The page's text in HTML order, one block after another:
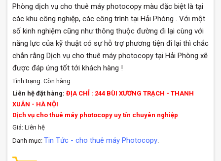
Phòng dịch vụ cho thuê máy photocopy màu đặc biệt là tại
các khu công nghiệp, các công trình tại Hải Phòng . Với một
số kinh nghiệm cũng như thông thuộc đường đi lại cùng với
năng lực của kỹ thuật có sự hỗ trợ phương tiện đi lại thì chắc
chắn rằng Dịch vụ cho thuê máy photocopy tại Hải Phòng xẽ
được đáp ứng tốt tới khách hàng !
Tình trạng: Còn hàng
Liên hệ đặt hàng: ĐỊA CHỈ : 244 BÙI XƯƠNG TRẠCH - THANH
XUÂN - HÀ NỘI
Dịch vụ cho thuê máy photocopy uy tín chuyên nghiệp
Giá: Liên hệ
Danh mục: Tin Tức - cho thuê máy Photocopy.